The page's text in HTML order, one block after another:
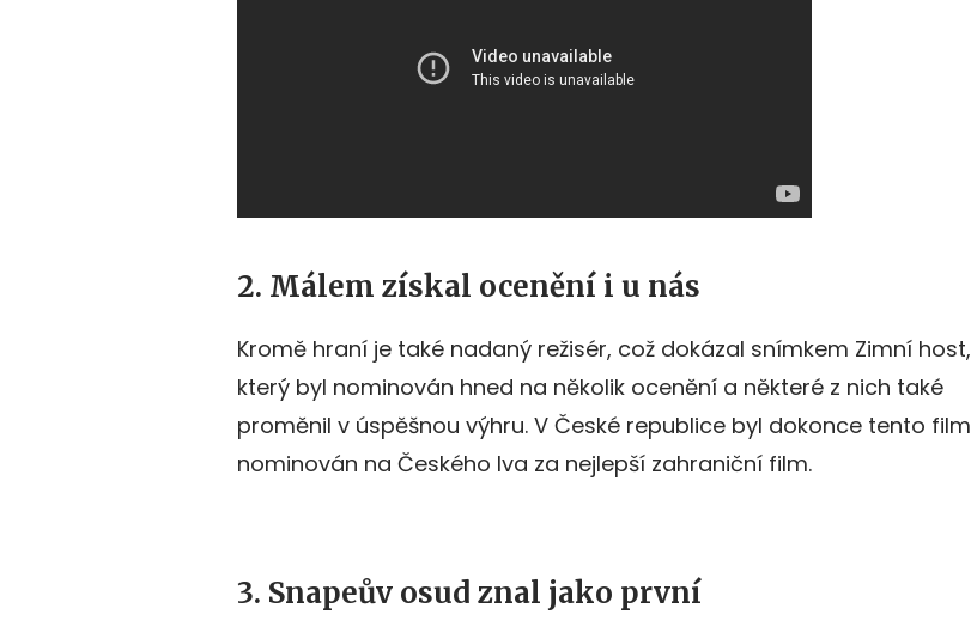
2. Málem získal ocenění i u nás
Kromě hraní je také nadaný režisér, což dokázal snímkem Zimní host,
který byl nominován hned na několik ocenění a některé z nich také
proměnil v úspěšnou výhru. V České republice byl dokonce tento film
nominován na Českého lva za nejlepší zahraniční film.
3. Snapeův osud znal jako první